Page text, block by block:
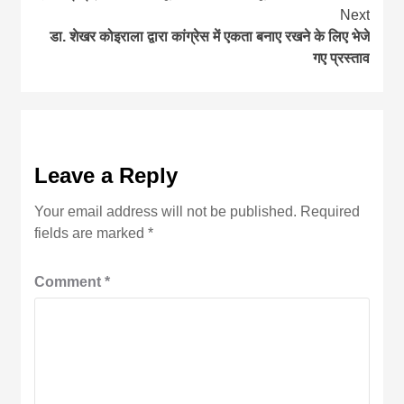
Next
डा. शेखर कोइराला द्वारा कांग्रेस में एकता बनाए रखने के लिए भेजे
गए प्रस्ताव
Leave a Reply
Your email address will not be published. Required
fields are marked*
Comment*